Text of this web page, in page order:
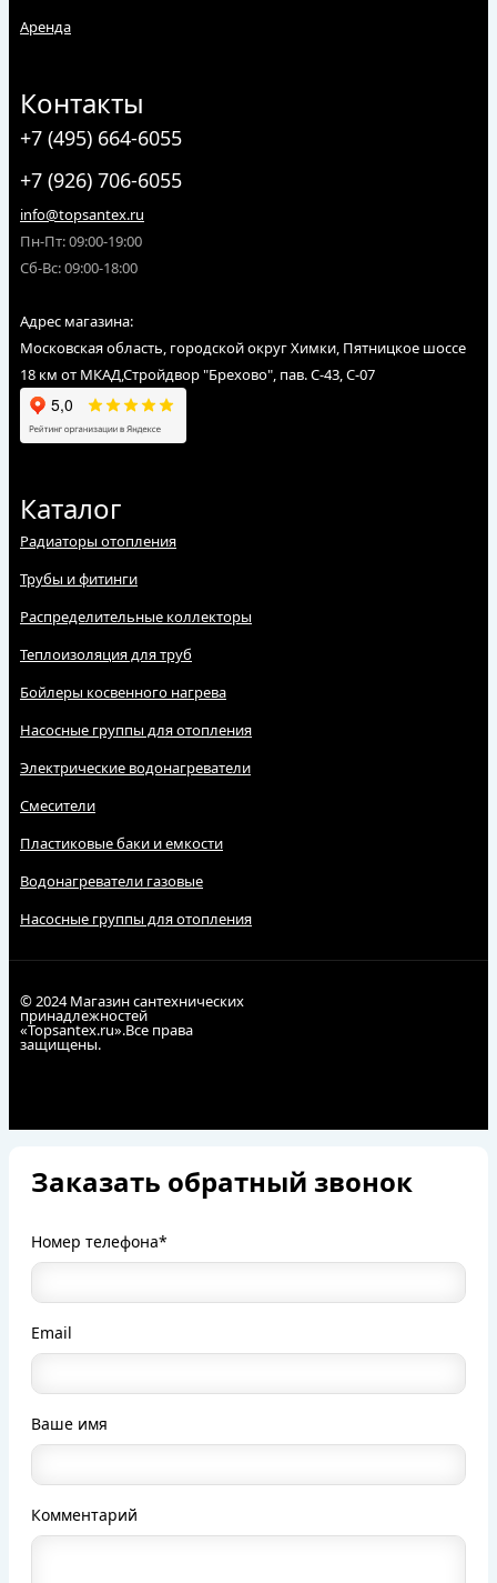
Аренда
Контакты
+7 (495) 664-6055
+7 (926) 706-6055
info@topsantex.ru
Пн-Пт: 09:00-19:00
Сб-Вс: 09:00-18:00
Адрес магазина:
Московская область, городской округ Химки, Пятницкое шоссе
18 км от МКАД,Стройдвор "Брехово", пав. С-43, С-07
Каталог
Радиаторы отопления
Трубы и фитинги
Распределительные коллекторы
Теплоизоляция для труб
Бойлеры косвенного нагрева
Насосные группы для отопления
Электрические водонагреватели
Смесители
Пластиковые баки и емкости
Водонагреватели газовые
Насосные группы для отопления
© 2024 Магазин сантехнических
принадлежностей
«Topsantex.ru».Все права
защищены.
Заказать обратный звонок
Номер телефона*
Email
Ваше имя
Комментарий